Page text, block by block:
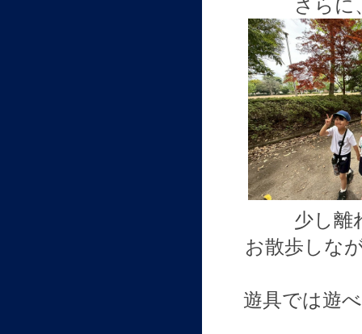
さらに
少し離
お散歩しな
遊具では遊